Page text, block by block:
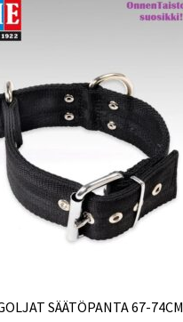
SÄÄTÖPANTA 67-74CM